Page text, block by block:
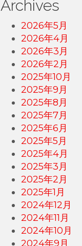
Archives
2026年5月
2026年4月
2026年3月
2026年2月
2025年10月
2025年9月
2025年8月
2025年7月
2025年6月
2025年5月
2025年4月
2025年3月
2025年2月
2025年1月
2024年12月
2024年11月
2024年10月
2024年9月